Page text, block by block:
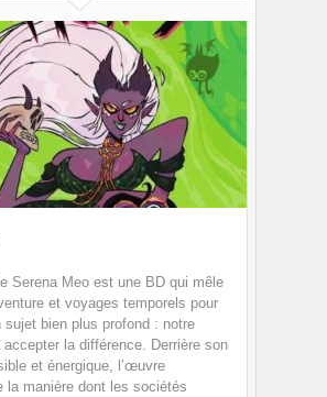
Serena Meo est une BD qui mêle
et voyages temporels pour
sujet bien plus profond : notre
la différence. Derrière son
et énergique, l’œuvre
la manière dont les sociétés